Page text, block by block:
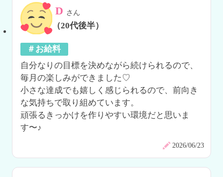
D さん
（20代後半）
＃お給料
自分なりの目標を決めながら続けられるので、
毎月の楽しみができました♡
小さな達成でも嬉しく感じられるので、前向き
な気持ちで取り組めています。
頑張るきっかけを作りやすい環境だと思いま
す〜♪
2026/06/23